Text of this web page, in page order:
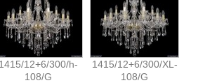
1415/12+6/300/h-
108/G
1415/12+6/300/XL-
108/G